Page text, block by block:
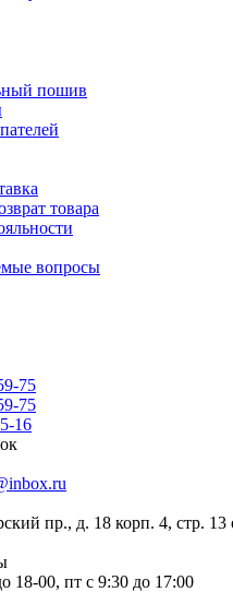
пошив
товара
вопросы
75
75
16
пр., д. 18 корп. 4, стр.
18-00, пт с 9:30 до 17:00